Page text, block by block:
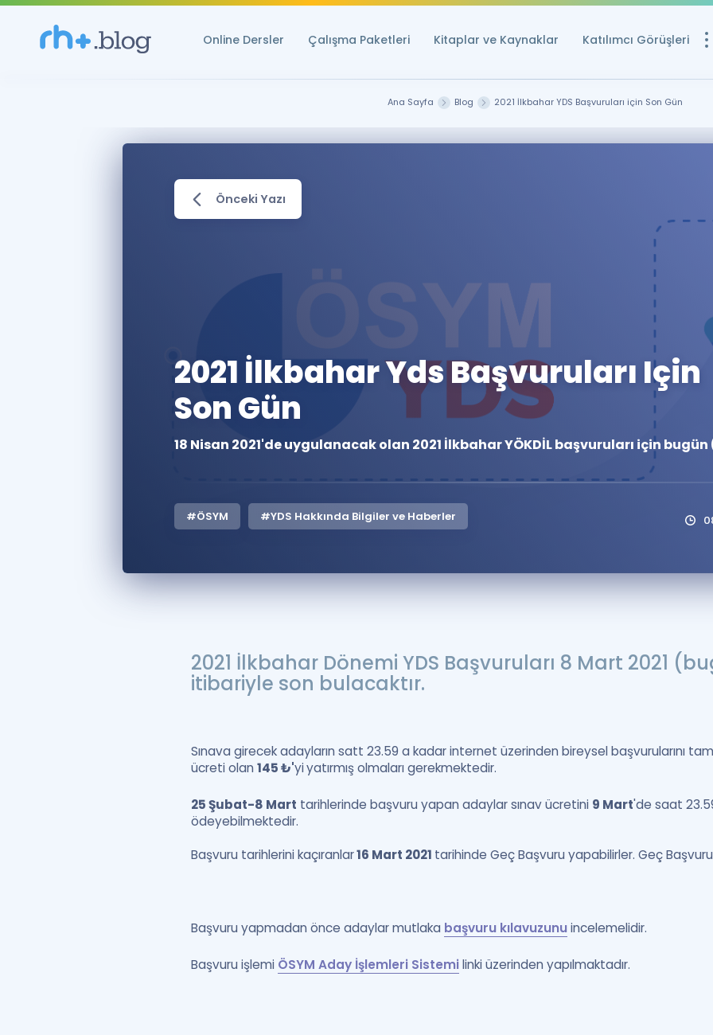
Online Dersler Çalışma Paketleri Kitaplar ve Kaynaklar Katılımcı Görüşleri
Ücretsiz
Puan
YDS ve YÖKDİL
Rehberlik Aracı
YDS ve
ÖSYM Sınav
Tüm ÖSYM
Kampanyalar
Eğitim ve
YDS - YÖKDİL
İngilizce Gramer
Ana Sayfa Blog 2021 İlkbahar YDS Başvuruları için Son Gün
Önceki Yazı
2021 İlkbahar Yds Başvuruları Için
Son Gün
18 Nisan 2021'de uygulanacak olan 2021 İlkbahar YÖKDİL başvuruları için
#ÖSYM #YDS Hakkında Bilgiler ve Haberler
2021 İlkbahar Dönemi YDS Başvuruları 8 Mart 2021
itibariyle son bulacaktır.
Sınava girecek adayların satt 23.59 a kadar internet üzerinden bireysel başvurularını
ücreti olan145 ₺'yiyatırmış olmaları gerekmektedir.
25 Şubat-8 Mart tarihlerinde başvuru yapan adaylar sınav ücretini 9 Mart'de saat
ödeyebilmektedir.
Başvuru tarihlerini kaçıranlar16 Mart 2021 tarihinde Geç Başvuru yapabilirler. Geç
Başvuru yapmadan önce adaylar mutlaka başvuru kılavuzunuincelemelidir.
Başvuru işlemi ÖSYM Aday İşlemleri Sistemilinki üzerinden yapılmaktadır.